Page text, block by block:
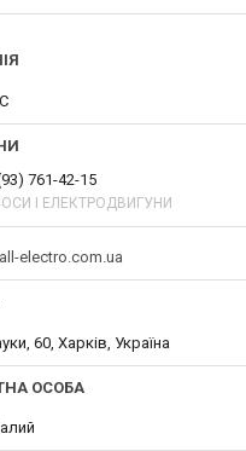
761-42-15
І ЕЛЕКТРОДВИГУНИ
electro.com.ua
60, Харків, Україна